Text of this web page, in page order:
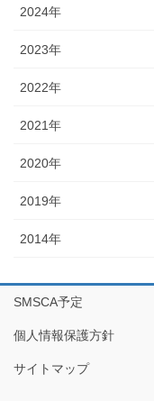
2024年
2023年
2022年
2021年
2020年
2019年
2014年
SMSCA予定
個人情報保護方針
サイトマップ